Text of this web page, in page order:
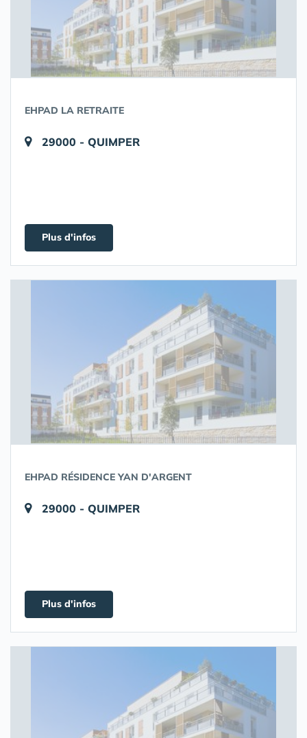
EHPAD LA RETRAITE
29000 - QUIMPER
Plus d'infos
EHPAD RÉSIDENCE YAN D'ARGENT
29000 - QUIMPER
Plus d'infos